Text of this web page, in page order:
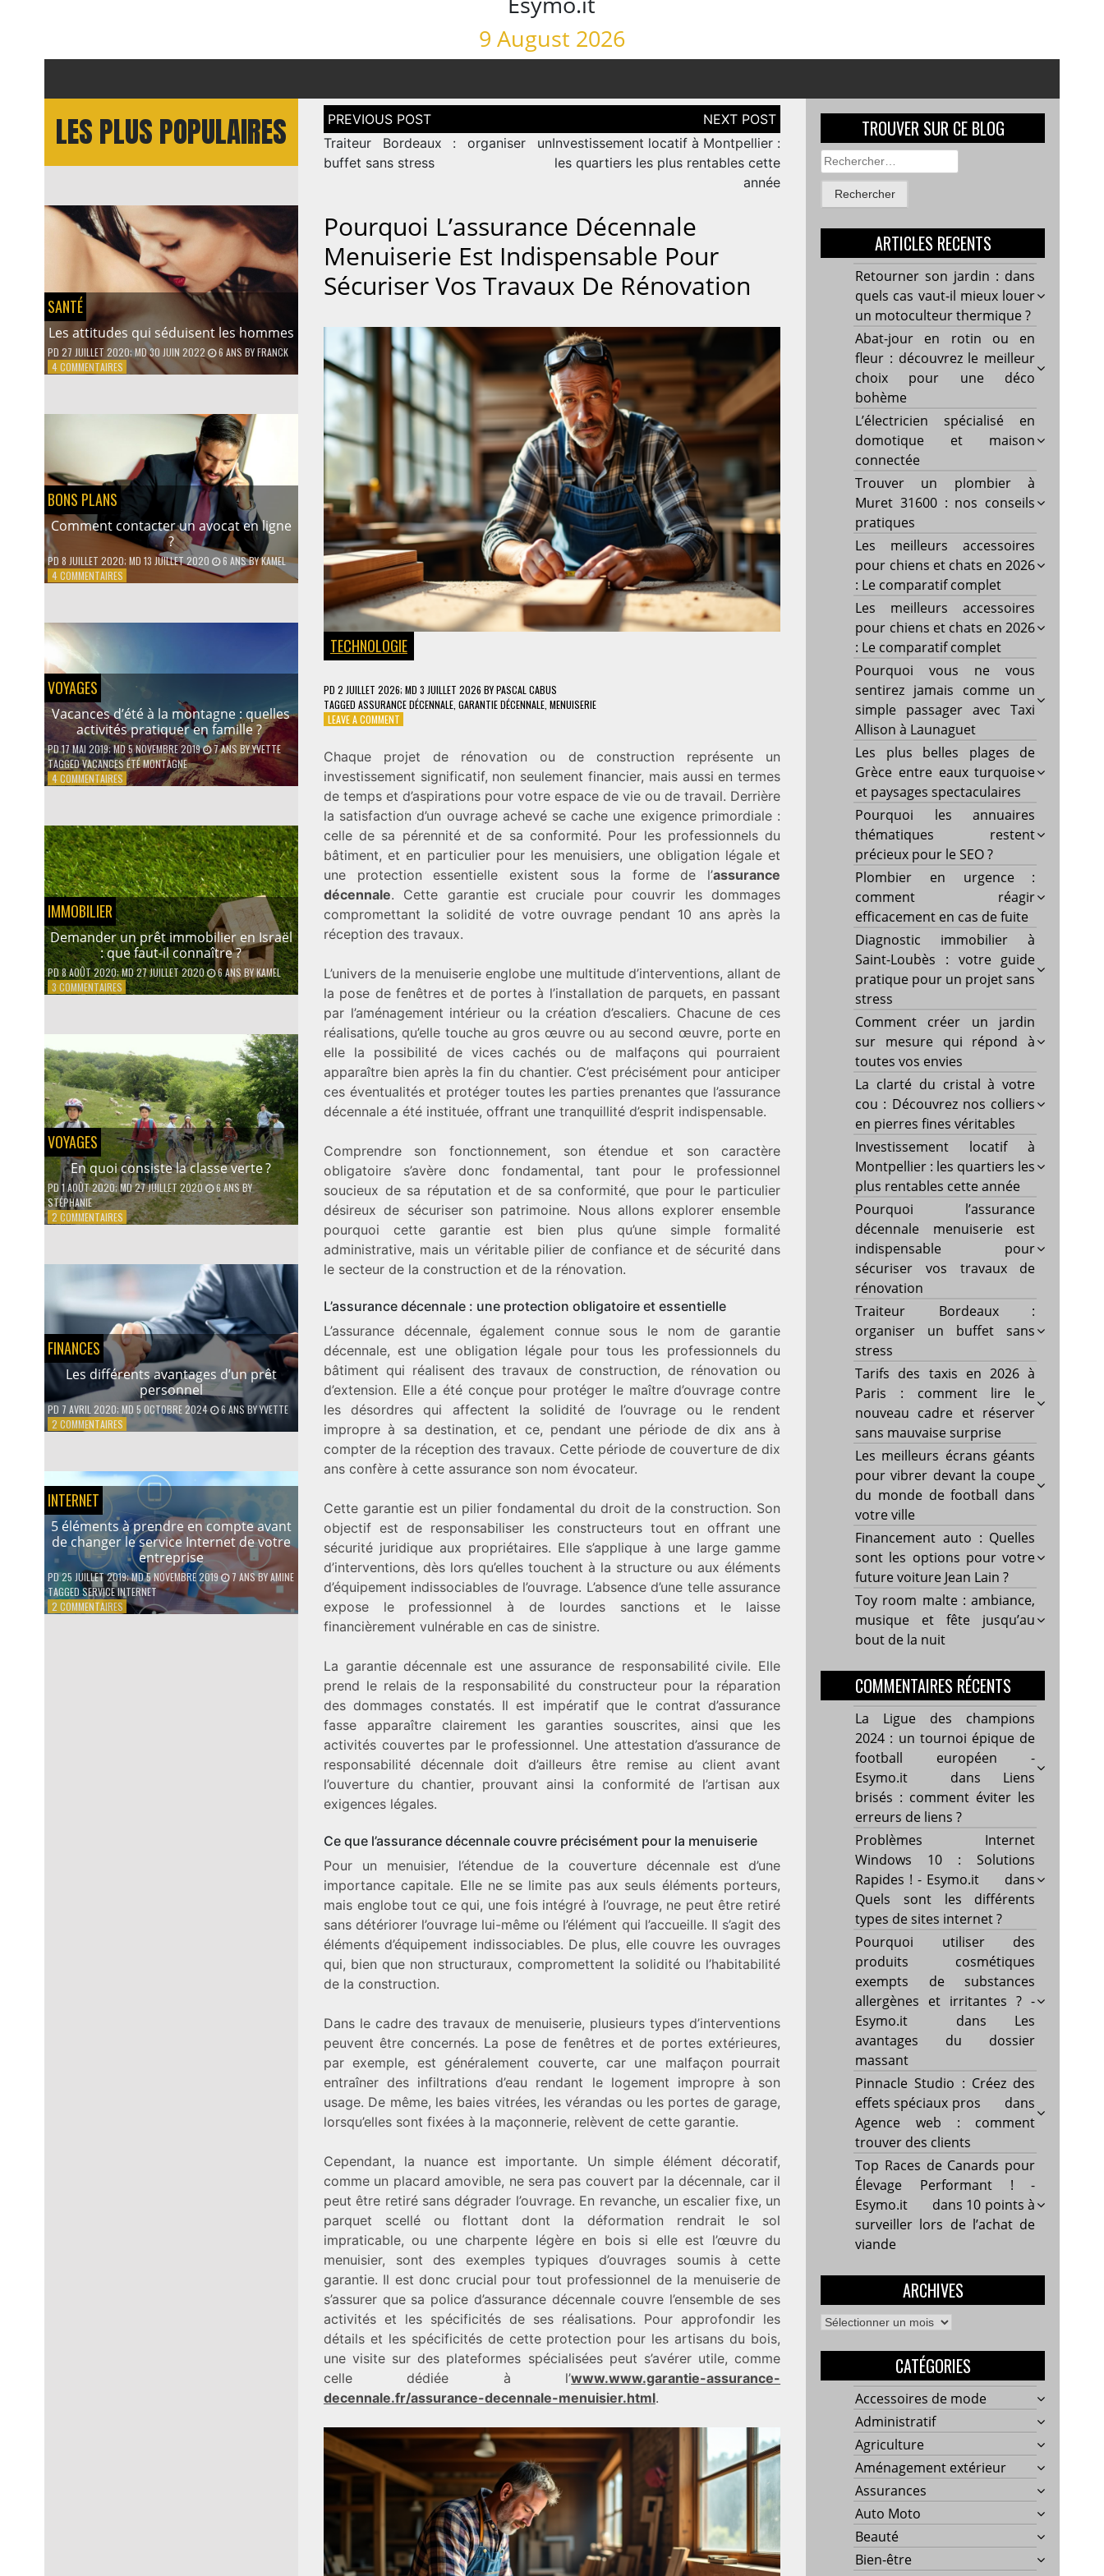
9 August 2026
LES PLUS POPULAIRES
SANTÉ
Les attitudes qui séduisent les hommes
PD 27 JUILLET 2020; MD 30 JUIN 2022 6 ANSBYFRANCK
4 COMMENTAIRESSUR
HOMMES
BONS PLANS
Comment contacter un avocat en ligne
?
PD 8 JUILLET 2020; MD 13 JUILLET 2020 6 ANSBYKAMEL
4 COMMENTAIRESSUR
?
VOYAGES
Vacances d’été à la montagne : quelles
activités pratiquer en famille ?
PD17 MAI 2019; MD 5 NOVEMBRE 2019 7 ANS BYYVETTE
TAGGEDVACANCES ÉTÉ MONTAGNE
4 COMMENTAIRESSUR
LA
MONTAGNE :
QUELLES
ACTIVITÉS
PRATIQUER
EN
FAMILLE ?
IMMOBILIER
Demander un prêt immobilier en Israël
: que faut-il connaître ?
PD8 AOÛT 2020; MD 27 JUILLET 2020 6 ANS BYKAMEL
3 COMMENTAIRESSUR
PRÊT
EN
ISRAËL
:
QUE
FAUT-
IL
CONNAÎTRE
?
VOYAGES
En quoi consiste la classe verte ?
PD1 AOÛT 2020; MD 27 JUILLET 2020 6 ANSBY
STÉPHANIE
2 COMMENTAIRESSUR
LA
VERTE ?
FINANCES
Les différents avantages d’un prêt
personnel
PD 7 AVRIL 2020; MD 5 OCTOBRE 2024 6 ANSBYYVETTE
2 COMMENTAIRESSUR
D’UN
PRÊT
PERSONNEL
INTERNET
5 éléments à prendre en compte avant
de changer le service Internet de votre
entreprise
PD25 JUILLET 2019; MD 5 NOVEMBRE 2019 7 ANSBYAMINE
TAGGEDSERVICE INTERNET
2 COMMENTAIRESSUR
Navigation
de
l’article
Traiteur Bordeaux : organiser un
buffet sans stress
Investissement locatif à Montpellier :
les quartiers les plus rentables cette
année
Pourquoi L’assurance Décennale
Menuiserie Est Indispensable Pour
Sécuriser Vos Travaux De Rénovation
TECHNOLOGIE
PD 2 JUILLET 2026; MD 3 JUILLET 2026 BYPASCAL CABUS
TAGGED ASSURANCE DÉCENNALE, GARANTIE DÉCENNALE, MENUISERIE
LEAVE A COMMENTON
DÉCENNALE
MENUISERIE
EST
INDISPENSABLE
POUR
SÉCURISER
VOS
TRAVAUX
DE
RÉNOVATION
Chaque projet de rénovation ou de construction représente un
investissement significatif, non seulement financier, mais aussi en termes
de temps et d’aspirations pour votre espace de vie ou de travail. Derrière
la satisfaction d’un ouvrage achevé se cache une exigence primordiale :
celle de sa pérennité et de sa conformité. Pour les professionnels du
bâtiment, et en particulier pour les menuisiers, une obligation légale et
une protection essentielle existent sous la forme de l’assurance
décennale. Cette garantie est cruciale pour couvrir les dommages
compromettant la solidité de votre ouvrage pendant 10 ans après la
réception des travaux.
L’univers de la menuiserie englobe une multitude d’interventions, allant de
la pose de fenêtres et de portes à l’installation de parquets, en passant
par l’aménagement intérieur ou la création d’escaliers. Chacune de ces
réalisations, qu’elle touche au gros œuvre ou au second œuvre, porte en
elle la possibilité de vices cachés ou de malfaçons qui pourraient
apparaître bien après la fin du chantier. C’est précisément pour anticiper
ces éventualités et protéger toutes les parties prenantes que l’assurance
décennale a été instituée, offrant une tranquillité d’esprit indispensable.
Comprendre son fonctionnement, son étendue et son caractère
obligatoire s’avère donc fondamental, tant pour le professionnel
soucieux de sa réputation et de sa conformité, que pour le particulier
désireux de sécuriser son patrimoine. Nous allons explorer ensemble
pourquoi cette garantie est bien plus qu’une simple formalité
administrative, mais un véritable pilier de confiance et de sécurité dans
le secteur de la construction et de la rénovation.
L’assurance décennale : une protection obligatoire et essentielle
L’assurance décennale, également connue sous le nom de garantie
décennale, est une obligation légale pour tous les professionnels du
bâtiment qui réalisent des travaux de construction, de rénovation ou
d’extension. Elle a été conçue pour protéger le maître d’ouvrage contre
les désordres qui affectent la solidité de l’ouvrage ou le rendent
impropre à sa destination, et ce, pendant une période de dix ans à
compter de la réception des travaux. Cette période de couverture de dix
ans confère à cette assurance son nom évocateur.
Cette garantie est un pilier fondamental du droit de la construction. Son
objectif est de responsabiliser les constructeurs tout en offrant une
sécurité juridique aux propriétaires. Elle s’applique à une large gamme
d’interventions, dès lors qu’elles touchent à la structure ou aux éléments
d’équipement indissociables de l’ouvrage. L’absence d’une telle assurance
expose le professionnel à de lourdes sanctions et le laisse
financièrement vulnérable en cas de sinistre.
La garantie décennale est une assurance de responsabilité civile. Elle
prend le relais de la responsabilité du constructeur pour la réparation
des dommages constatés. Il est impératif que le contrat d’assurance
fasse apparaître clairement les garanties souscrites, ainsi que les
activités couvertes par le professionnel. Une attestation d’assurance de
responsabilité décennale doit d’ailleurs être remise au client avant
l’ouverture du chantier, prouvant ainsi la conformité de l’artisan aux
exigences légales.
Ce que l’assurance décennale couvre précisément pour la menuiserie
Pour un menuisier, l’étendue de la couverture décennale est d’une
importance capitale. Elle ne se limite pas aux seuls éléments porteurs,
mais englobe tout ce qui, une fois intégré à l’ouvrage, ne peut être retiré
sans détériorer l’ouvrage lui-même ou l’élément qui l’accueille. Il s’agit des
éléments d’équipement indissociables. De plus, elle couvre les ouvrages
qui, bien que non structuraux, compromettent la solidité ou l’habitabilité
de la construction.
Dans le cadre des travaux de menuiserie, plusieurs types d’interventions
peuvent être concernés. La pose de fenêtres et de portes extérieures,
par exemple, est généralement couverte, car une malfaçon pourrait
entraîner des infiltrations d’eau rendant le logement impropre à son
usage. De même, les baies vitrées, les vérandas ou les portes de garage,
lorsqu’elles sont fixées à la maçonnerie, relèvent de cette garantie.
Cependant, la nuance est importante. Un simple élément décoratif,
comme un placard amovible, ne sera pas couvert par la décennale, car il
peut être retiré sans dégrader l’ouvrage. En revanche, un escalier fixe, un
parquet scellé ou flottant dont la déformation rendrait le sol
impraticable, ou une charpente légère en bois si elle est l’œuvre du
menuisier, sont des exemples typiques d’ouvrages soumis à cette
garantie. Il est donc crucial pour tout professionnel de la menuiserie de
s’assurer que sa police d’assurance décennale couvre l’ensemble de ses
activités et les spécificités de ses réalisations. Pour approfondir les
détails et les spécificités de cette protection pour les artisans du bois,
une visite sur des plateformes spécialisées peut s’avérer utile, comme
celle dédiée à l’www.www.garantie-assurance-
decennale.fr/assurance-decennale-menuisier.html.
TROUVER SUR CE BLOG
Rechercher :
ARTICLES RECENTS
Retourner son jardin : dans
quels cas vaut-il mieux louer
un motoculteur thermique ?
Abat-jour en rotin ou en
fleur : découvrez le meilleur
choix pour une déco
bohème
L’électricien spécialisé en
domotique et maison
connectée
Trouver un plombier à
Muret 31600 : nos conseils
pratiques
Les meilleurs accessoires
pour chiens et chats en 2026
: Le comparatif complet
Les meilleurs accessoires
pour chiens et chats en 2026
: Le comparatif complet
Pourquoi vous ne vous
sentirez jamais comme un
simple passager avec Taxi
Allison à Launaguet
Les plus belles plages de
Grèce entre eaux turquoise
et paysages spectaculaires
Pourquoi les annuaires
thématiques restent
précieux pour le SEO ?
Plombier en urgence :
comment réagir
efficacement en cas de fuite
Diagnostic immobilier à
Saint-Loubès : votre guide
pratique pour un projet sans
stress
Comment créer un jardin
sur mesure qui répond à
toutes vos envies
La clarté du cristal à votre
cou : Découvrez nos colliers
en pierres fines véritables
Investissement locatif à
Montpellier : les quartiers les
plus rentables cette année
Pourquoi l’assurance
décennale menuiserie est
indispensable pour
sécuriser vos travaux de
rénovation
Traiteur Bordeaux :
organiser un buffet sans
stress
Tarifs des taxis en 2026 à
Paris : comment lire le
nouveau cadre et réserver
sans mauvaise surprise
Les meilleurs écrans géants
pour vibrer devant la coupe
du monde de football dans
votre ville
Financement auto : Quelles
sont les options pour votre
future voiture Jean Lain ?
Toy room malte : ambiance,
musique et fête jusqu’au
bout de la nuit
COMMENTAIRES RÉCENTS
La Ligue des champions
2024 : un tournoi épique de
football européen -
Esymo.it
dans Liens
brisés : comment éviter les
erreurs de liens ?
Problèmes Internet
Windows 10 : Solutions
Rapides ! - Esymo.it
dans
Quels sont les différents
types de sites internet ?
Pourquoi utiliser des
produits cosmétiques
exempts de substances
allergènes et irritantes ? -
Esymo.it
dans Les
avantages du dossier
massant
Pinnacle Studio : Créez des
effets spéciaux pros
dans
Agence web : comment
trouver des clients
Top Races de Canards pour
Élevage Performant ! -
Esymo.it
dans 10 points à
surveiller lors de l’achat de
viande
ARCHIVES
Archives
CATÉGORIES
Accessoires de mode
Administratif
Agriculture
Aménagement extérieur
Assurances
Auto Moto
Beauté
Bien-être